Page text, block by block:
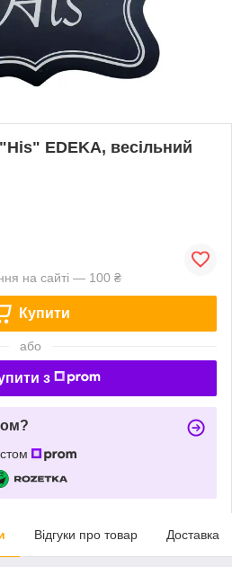
EDEKA, весільний
на сайті — 100 ₴
Купити
або
з
Відгуки про товар Доставка